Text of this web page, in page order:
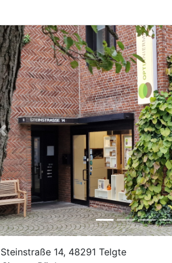
Previous
Steinstraße 14, 48291 Telgte